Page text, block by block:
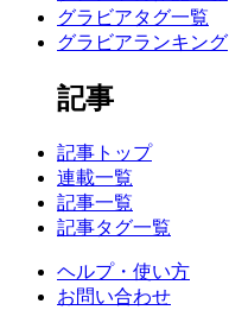
グラビアタグ一覧
グラビアランキング
記事
記事トップ
連載一覧
記事一覧
記事タグ一覧
ヘルプ・使い方
お問い合わせ